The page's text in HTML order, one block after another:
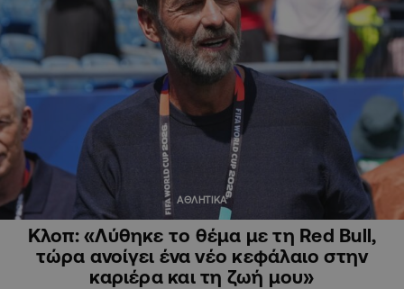
ΑΘΛΗΤΙΚΑ
Κλοπ: «Λύθηκε το θέμα με τη Red Bull,
τώρα ανοίγει ένα νέο κεφάλαιο στην
καριέρα και τη ζωή μου»